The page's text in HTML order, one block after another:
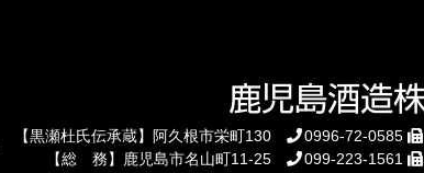
【黒瀬杜氏伝承蔵】阿久根市栄町130 0996-72-0585
【総 務】鹿児島市名山町11-25
099-223-1561